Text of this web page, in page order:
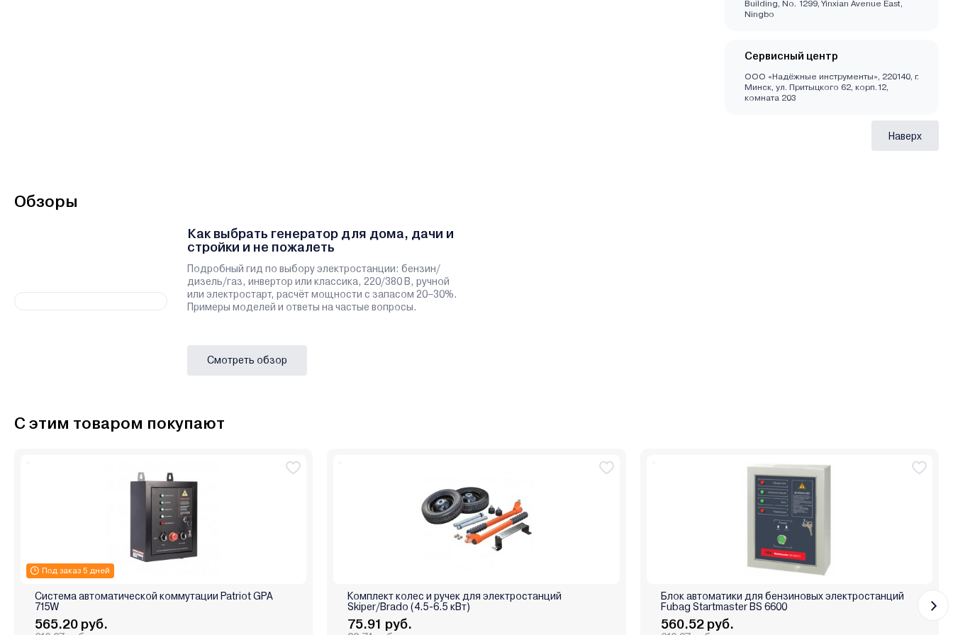
Building, No. 1299, Yinxian Avenue East,
Ningbo
Сервисный центр
ООО «Надёжные инструменты», 220140, г.
Минск, ул. Притыцкого 62, корп.12,
комната 203
Наверх
Обзоры
Как выбрать генератор для дома, дачи и
стройки и не пожалеть
Подробный гид по выбору электростанции: бензин/
дизель/газ, инвертор или классика, 220/380 В, ручной
или электростарт, расчёт мощности с запасом 20–30%.
Примеры моделей и ответы на частые вопросы.
Смотреть обзор
С этим товаром покупают
Под заказ 5 дней
Система автоматической коммутации Patriot GPA
715W
565.20 руб.
Комплект колес и ручек для электростанций
Skiper/Brado (4.5-6.5 кВт)
75.91 руб.
Блок автоматики для бензиновых электростанций
Fubag Startmaster BS 6600
560.52 руб.